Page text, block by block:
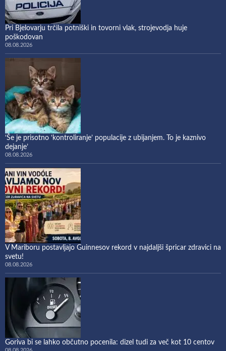
Pri Bjelovarju trčila potniški in tovorni vlak, strojevodja huje
poškodovan
08.08.2026
‘Še je prisotno ‘kontroliranje’ populacije z ubijanjem. To je kaznivo
dejanje’
08.08.2026
V Mariboru postavljajo Guinnesov rekord v najdaljši špricar zdravici na
svetu!
08.08.2026
Goriva bi se lahko občutno pocenila: dizel tudi za več kot 10 centov